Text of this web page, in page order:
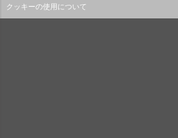
クッキーの使用について